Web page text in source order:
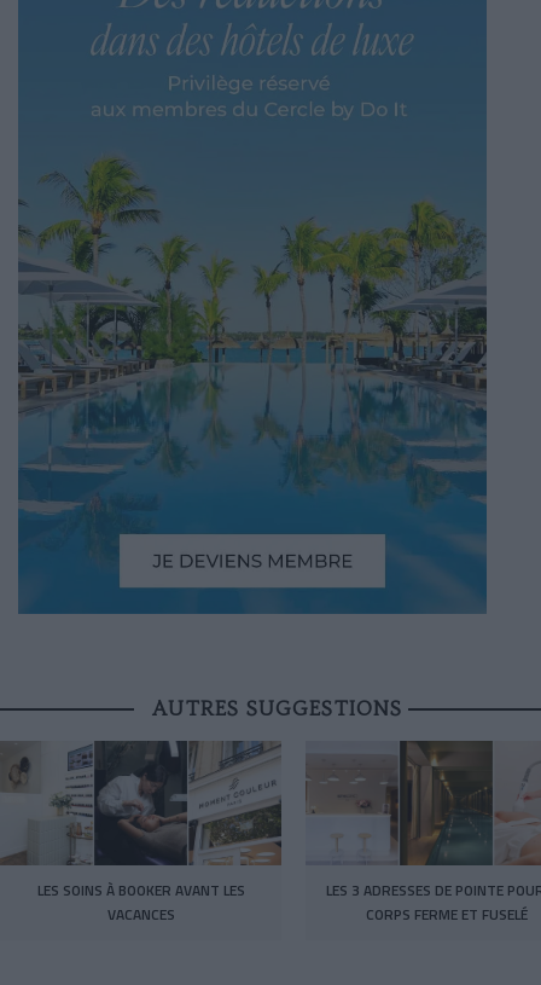
AUTRES SUGGESTIONS
LES SOINS À BOOKER AVANT LES
VACANCES
LES 3 ADRESSES DE POINTE
CORPS FERME ET FUSELÉ